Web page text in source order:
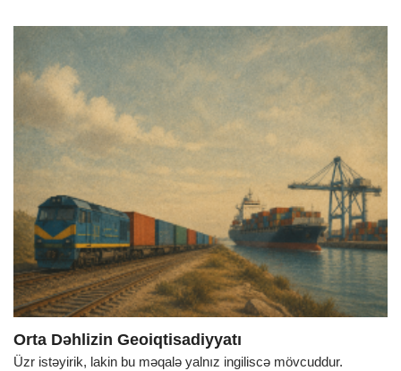
Orta Dəhlizin Geoiqtisadiyyatı
Üzr istəyirik, lakin bu məqalə yalnız ingiliscə mövcuddur.